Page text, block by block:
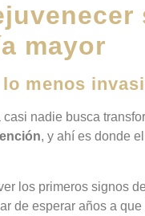
mayor
menos
nadie busca
, y ahí es donde
los primeros signos
de esperar años a